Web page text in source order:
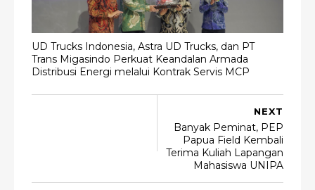
UD Trucks Indonesia, Astra UD Trucks, dan PT
Trans Migasindo Perkuat Keandalan Armada
Distribusi Energi melalui Kontrak Servis MCP
NEXT
Banyak Peminat, PEP
Papua Field Kembali
Terima Kuliah Lapangan
Mahasiswa UNIPA